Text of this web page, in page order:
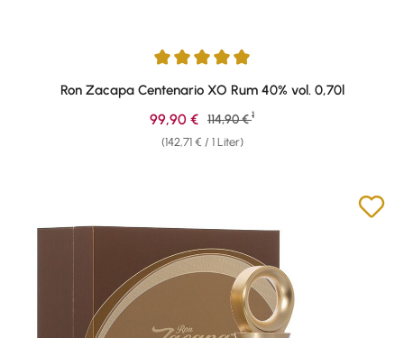
Durchschnittliche Bewertung von 4.95 von 5 Sternen
Ron Zacapa Centenario XO Rum 40% vol. 0,70l
(142,71 € / 1 Liter)
Verkaufspreis:
99,90 € Regulärer Preis:
114,90 € 1